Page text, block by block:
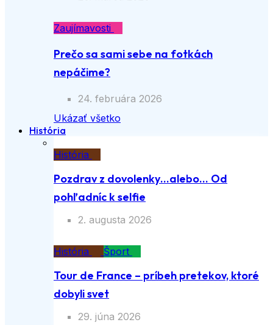
Zaujímavosti
Prečo sa sami sebe na fotkách
nepáčime?
24. februára 2026
Ukázať všetko
História
História
Pozdrav z dovolenky…alebo… Od
pohľadníc k selfie
2. augusta 2026
História Šport
Tour de France – príbeh pretekov, ktoré
dobyli svet
29. júna 2026